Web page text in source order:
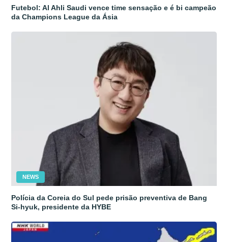
Futebol: Al Ahli Saudi vence time sensação e é bi campeão
da Champions League da Ásia
NEWS
Polícia da Coreia do Sul pede prisão preventiva de Bang
Si-hyuk, presidente da HYBE